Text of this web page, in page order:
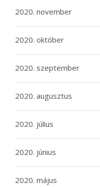
2020. november
2020. október
2020. szeptember
2020. augusztus
2020. július
2020. június
2020. május